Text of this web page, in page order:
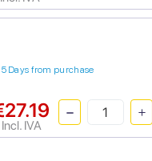
Days from purchase
Incl. IVA